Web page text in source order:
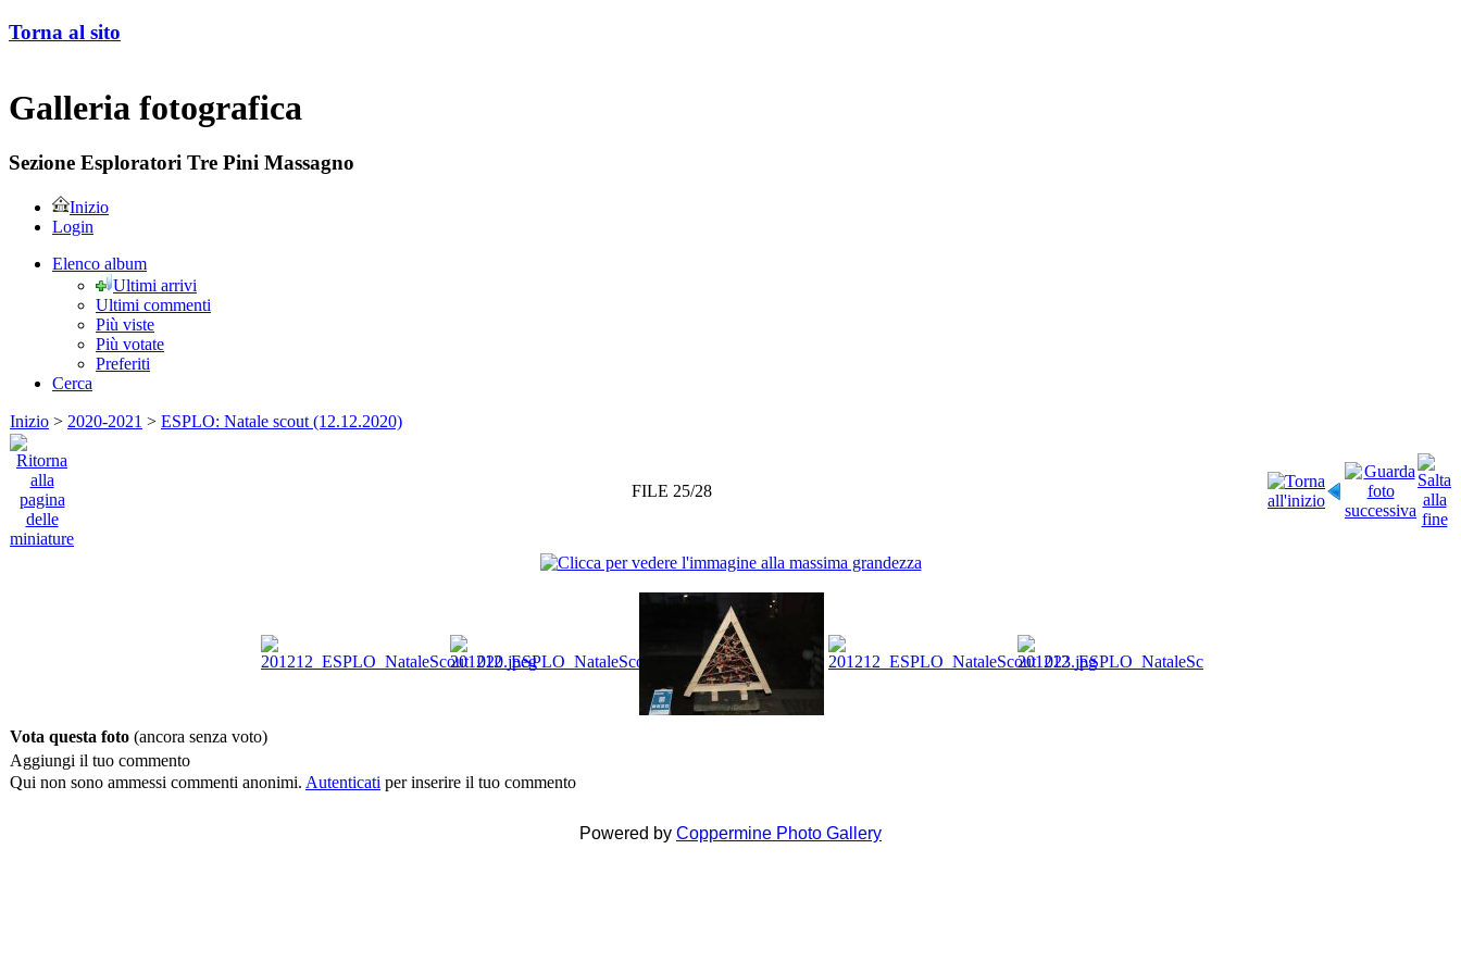
Torna al sito
Galleria fotografica
Sezione Esploratori Tre Pini Massagno
Inizio
Login
Elenco album
Ultimi arrivi
Ultimi commenti
Più viste
Più votate
Preferiti
Cerca
Inizio > 2020-2021 > ESPLO: Natale scout (12.12.2020)
FILE 25/28
Vota questa foto (ancora senza voto)
Aggiungi il tuo commento
Qui non sono ammessi commenti anonimi. Autenticati per inserire il tuo commento
Powered by Coppermine Photo Gallery